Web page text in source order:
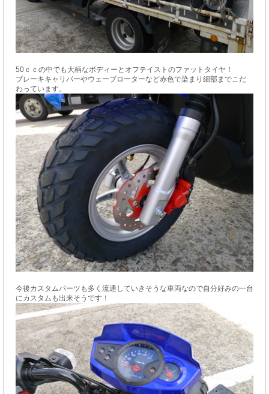
50ｃｃの中でも大柄なボディーとオフテイストのファットタイヤ！
ブレーキキャリパーやウェーブローターなど赤色で染まり細部までこだ
わっています。
今後カスタムパーツも多く流通していきそうな車両なので自分好みの一台
にカスタムも出来そうです！